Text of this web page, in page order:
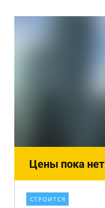
Цены пока нет
СТРОИТСЯ